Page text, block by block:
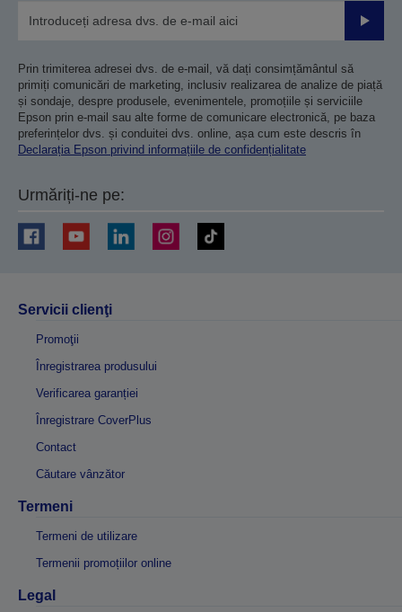
Prin trimiterea adresei dvs. de e-mail, vă dați consimțământul să
primiți comunicări de marketing, inclusiv realizarea de analize de piață
și sondaje, despre produsele, evenimentele, promoțiile și serviciile
Epson prin e-mail sau alte forme de comunicare electronică, pe baza
preferințelor dvs. și conduitei dvs. online, așa cum este descris în
Declarația Epson privind informațiile de confidențialitate
Urmăriți-ne pe:
Servicii clienţi
Promoţii
Înregistrarea produsului
Verificarea garanției
Înregistrare CoverPlus
Contact
Căutare vânzător
Termeni
Termeni de utilizare
Termenii promoțiilor online
Legal